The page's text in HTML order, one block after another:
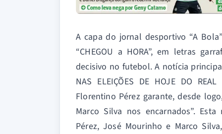
A capa do jornal desportivo “A
“CHEGOU a HORA”, em letras
decisivo no futebol. A notícia principal
NAS ELEIÇÕES DE HOJE DO
Florentino Pérez garante, desde
Marco Silva nos encarnados”.
Pérez, José Mourinho e Marco